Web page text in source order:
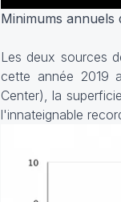
Minimums annuels
Les deux sources
cette année 2019
Center), la
l'innateignable